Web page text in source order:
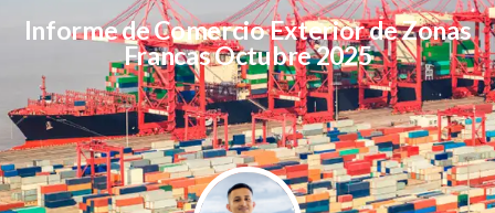
Informe de Comercio Exterior de Zonas
Francas Octubre 2025